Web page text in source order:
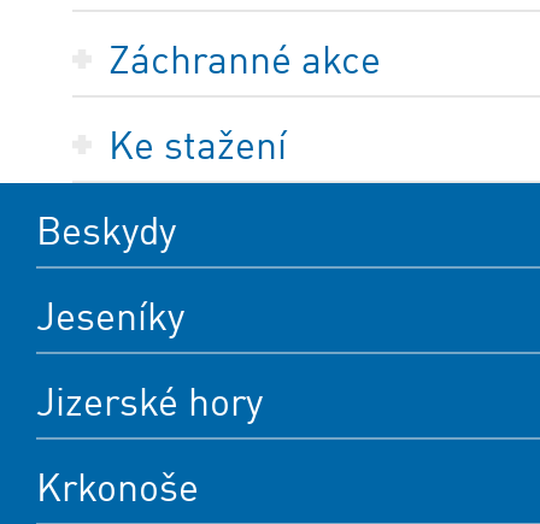
Záchranné akce
Ke stažení
Beskydy
Jeseníky
Jizerské hory
Krkonoše